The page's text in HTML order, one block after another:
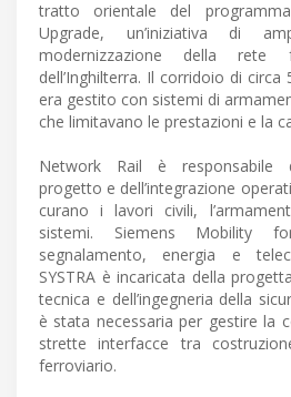
tratto orientale del
Upgrade, un’iniziativa di
modernizzazione della rete
dell’Inghilterra. Il corridoio di
era gestito con sistemi di
che limitavano le prestazioni e la
Network Rail è responsabile
progetto e dell’integrazione
curano i lavori civili,
sistemi. Siemens Mobility
segnalamento, energia e
SYSTRA è incaricata della
tecnica e dell’ingegneria della
è stata necessaria per gestire la
strette interfacce tra
ferroviario.